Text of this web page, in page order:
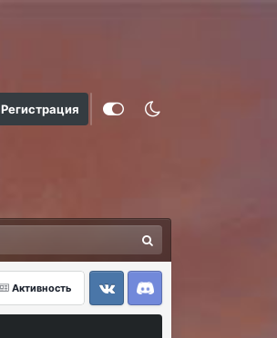
Регистрация
Активность
VK
Discord